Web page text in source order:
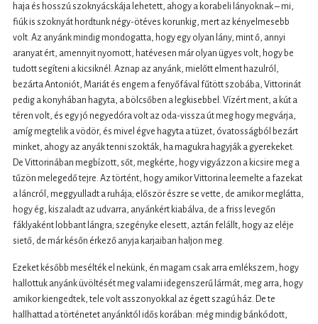
haja és hosszú szoknyácskája lehetett, ahogy a korabeli lányoknak – mi,
fiúk is szoknyát hordtunk négy-ötéves korunkig, mert az kényelmesebb
volt. Az anyánk mindig mondogatta, hogy egy olyan lány, mint ő, annyi
aranyat ért, amennyit nyomott, hatévesen már olyan ügyes volt, hogy be
tudott segíteni a kicsiknél. Aznap az anyánk, mielőtt elment hazulról,
bezárta Antoniót, Mariát és engem a fenyőfával fűtött szobába, Vittorinát
pedig a konyhában hagyta, a bölcsőben a legkisebbel. Vízért ment, a kút a
téren volt, és egy jó negyedóra volt az oda-vissza út meg hogy megvárja,
amíg megtelik a vödör, és mivel égve hagyta a tüzet, óvatosságból bezárt
minket, ahogy az anyák tenni szokták, ha magukra hagyják a gyerekeket.
De Vittorinában megbízott, sőt, megkérte, hogy vigyázzon a kicsire meg a
tűzön melegedő tejre. Az történt, hogy amikor Vittorina leemelte a fazekat
a láncról, meggyulladt a ruhája; először észre se vette, de amikor meglátta,
hogy ég, kiszaladt az udvarra, anyánkért kiabálva, de a friss levegőn
fáklyaként lobbant lángra; szegényke elesett, aztán felállt, hogy az eléje
siető, de már későn érkező anyja karjaiban haljon meg.
Ezeket később mesélték el nekünk, én magam csak arra emlékszem, hogy
hallottuk anyánk üvöltését meg valami idegenszerű lármát, meg arra, hogy
amikor kiengedtek, tele volt asszonyokkal az égett szagú ház. De te
hallhattad a történetet anyánktól idős korában: még mindig bánkódott,